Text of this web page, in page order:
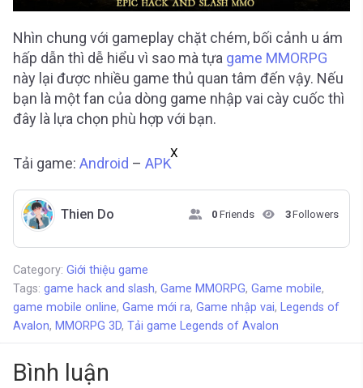
Nhìn chung với gameplay chặt chém, bối cảnh u ám
hấp dẫn thì dễ hiểu vì sao mà tựa game MMORPG
này lại được nhiều game thủ quan tâm đến vậy. Nếu
bạn là một fan của dòng game nhập vai cày cuốc thì
đây là lựa chọn phù hợp với bạn.
X
Tải game: Android – APK
Thien Do 0 Friends 3Followers
Category: Giới thiệu game
Tags: game hack and slash, Game MMORPG, Game mobile,
game mobile online, Game mới ra, Game nhập vai, Legends of
Avalon, MMORPG 3D, Tải game Legends of Avalon
Bình luận